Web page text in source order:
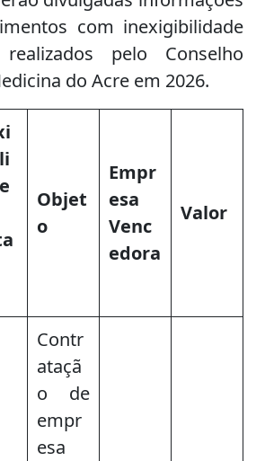
com inexigibilidade
pelo Conselho
do Acre em 2026.
Objet
o
Empr
esa
Venc
edora
Valor
Contr
ataçã
o de
empr
esa